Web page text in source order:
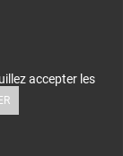
accepter les